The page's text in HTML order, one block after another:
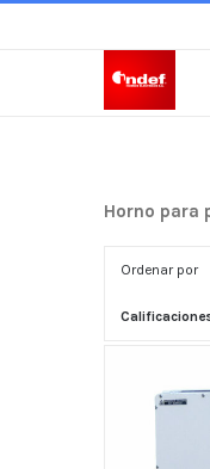
Horno para
Ordenar por